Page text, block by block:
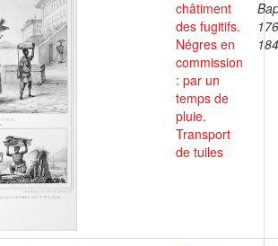
châtiment
des fugitifs.
Négres en
commission
: par un
temps de
pluie.
Transport
de tuiles